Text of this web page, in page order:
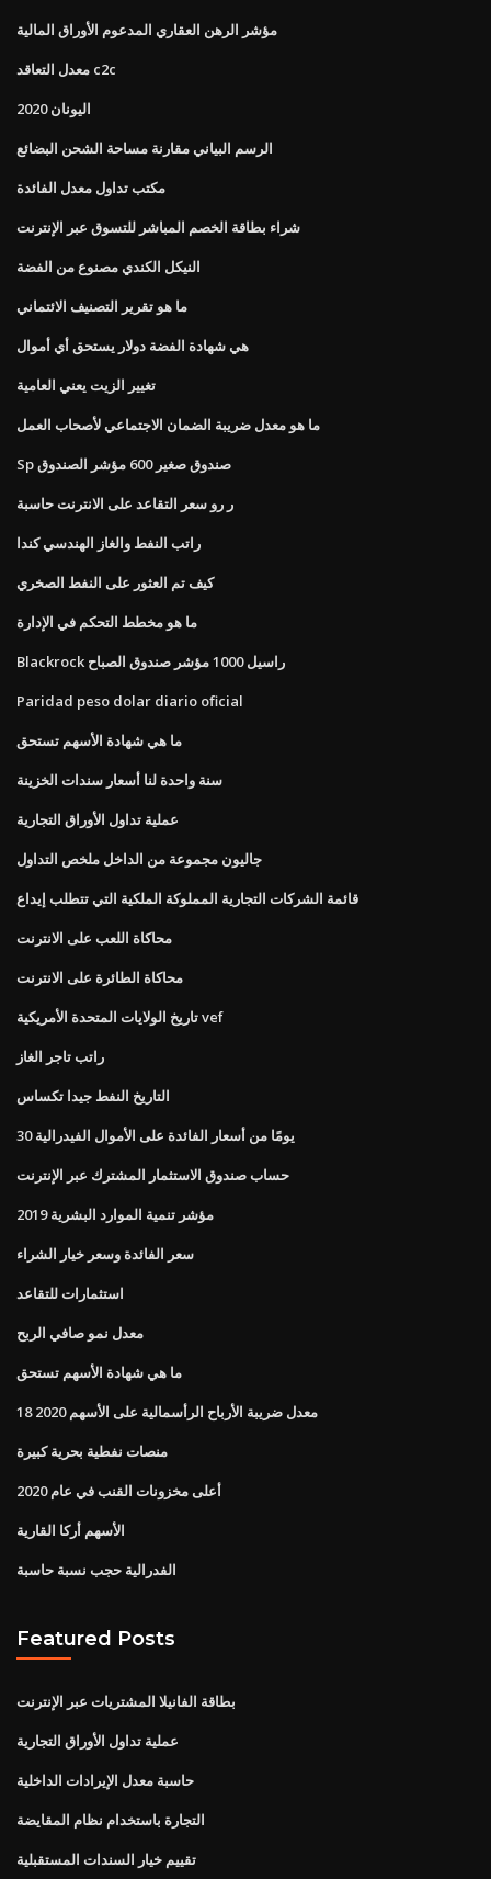
مؤشر الرهن العقاري المدعوم الأوراق المالية
معدل التعاقد c2c
اليونان 2020
الرسم البياني مقارنة مساحة الشحن البضائع
مكتب تداول معدل الفائدة
شراء بطاقة الخصم المباشر للتسوق عبر الإنترنت
النيكل الكندي مصنوع من الفضة
ما هو تقرير التصنيف الائتماني
هي شهادة الفضة دولار يستحق أي أموال
تغيير الزيت يعني العامية
ما هو معدل ضريبة الضمان الاجتماعي لأصحاب العمل
Sp صندوق صغير 600 مؤشر الصندوق
ر رو سعر التقاعد على الانترنت حاسبة
راتب النفط والغاز الهندسي كندا
كيف تم العثور على النفط الصخري
ما هو مخطط التحكم في الإدارة
Blackrock راسيل 1000 مؤشر صندوق الصباح
Paridad peso dolar diario oficial
ما هي شهادة الأسهم تستحق
سنة واحدة لنا أسعار سندات الخزينة
عملية تداول الأوراق التجارية
جاليون مجموعة من الداخل ملخص التداول
قائمة الشركات التجارية المملوكة الملكية التي تتطلب إيداع
محاكاة اللعب على الانترنت
محاكاة الطائرة على الانترنت
تاريخ الولايات المتحدة الأمريكية vef
راتب تاجر الغاز
التاريخ النفط جيدا تكساس
30 يومًا من أسعار الفائدة على الأموال الفيدرالية
حساب صندوق الاستثمار المشترك عبر الإنترنت
مؤشر تنمية الموارد البشرية 2019
سعر الفائدة وسعر خيار الشراء
استثمارات للتقاعد
معدل نمو صافي الربح
ما هي شهادة الأسهم تستحق
معدل ضريبة الأرباح الرأسمالية على الأسهم 2020 18
منصات نفطية بحرية كبيرة
أعلى مخزونات القنب في عام 2020
الأسهم أركا القارية
الفدرالية حجب نسبة حاسبة
Featured Posts
بطاقة الفانيلا المشتريات عبر الإنترنت
عملية تداول الأوراق التجارية
حاسبة معدل الإيرادات الداخلية
التجارة باستخدام نظام المقايضة
تقييم خيار السندات المستقبلية